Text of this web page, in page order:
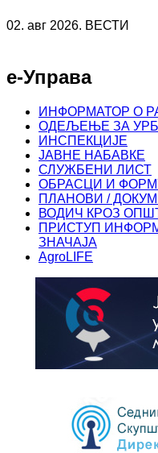
02. авг 2026. ВЕСТИ
е-Управа
ИНФОРМАТОР О
ОДЕЉЕЊЕ ЗА
ИНСПЕКЦИЈЕ
ЈАВНЕ НАБАВКЕ
СЛУЖБЕНИ ЛИСТ
ОБРАСЦИ И
ПЛАНОВИ /
ВОДИЧ КРОЗ
ПРИСТУП
ЗНАЧАЈА
AgroLIFE